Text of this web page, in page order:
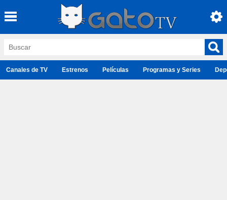
Canales de TV Estrenos Películas Programas y Series